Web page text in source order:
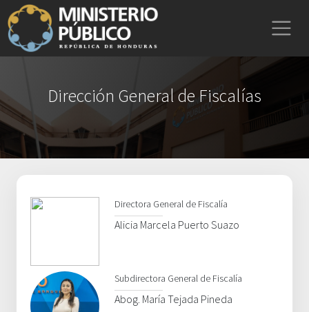
Dirección General de Fiscalías
Directora General de Fiscalía
Alicia Marcela Puerto Suazo
Subdirectora General de Fiscalía
Abog. María Tejada Pineda